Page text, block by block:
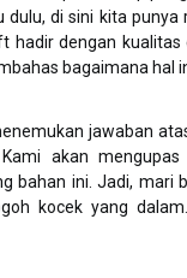
di sini kita
hadir dengan
bagaimana hal
jawaban
akan
bahan ini. Jadi, mari
kocek yang